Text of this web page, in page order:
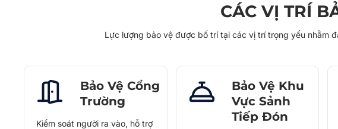
CÁC VỊ TRÍ
Lực lượng bảo vệ được bố trí tại các vị trí trọng yếu nhằm
Bảo Vệ Cổng
Trường
Kiểm soát người ra vào, hỗ trợ
Bảo Vệ Khu
Vực Sảnh
Tiếp Đón